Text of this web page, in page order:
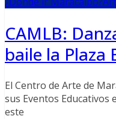
CAMLB:
baile la Plaza
El Centro de Arte de
sus Eventos Educativos
este